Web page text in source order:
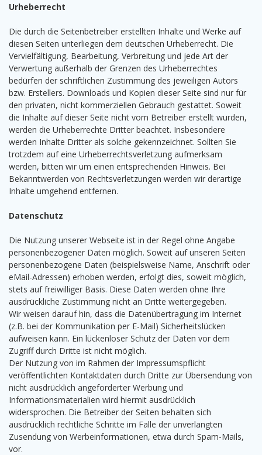
Urheberrecht
Die durch die Seitenbetreiber erstellten Inhalte und Werke auf
diesen Seiten unterliegen dem deutschen Urheberrecht. Die
Vervielfältigung, Bearbeitung, Verbreitung und jede Art der
Verwertung außerhalb der Grenzen des Urheberrechtes
bedürfen der schriftlichen Zustimmung des jeweiligen Autors
bzw. Erstellers. Downloads und Kopien dieser Seite sind nur für
den privaten, nicht kommerziellen Gebrauch gestattet. Soweit
die Inhalte auf dieser Seite nicht vom Betreiber erstellt wurden,
werden die Urheberrechte Dritter beachtet. Insbesondere
werden Inhalte Dritter als solche gekennzeichnet. Sollten Sie
trotzdem auf eine Urheberrechtsverletzung aufmerksam
werden, bitten wir um einen entsprechenden Hinweis. Bei
Bekanntwerden von Rechtsverletzungen werden wir derartige
Inhalte umgehend entfernen.
Datenschutz
Die Nutzung unserer Webseite ist in der Regel ohne Angabe
personenbezogener Daten möglich. Soweit auf unseren Seiten
personenbezogene Daten (beispielsweise Name, Anschrift oder
eMail-Adressen) erhoben werden, erfolgt dies, soweit möglich,
stets auf freiwilliger Basis. Diese Daten werden ohne Ihre
ausdrückliche Zustimmung nicht an Dritte weitergegeben.
Wir weisen darauf hin, dass die Datenübertragung im Internet
(z.B. bei der Kommunikation per E-Mail) Sicherheitslücken
aufweisen kann. Ein lückenloser Schutz der Daten vor dem
Zugriff durch Dritte ist nicht möglich.
Der Nutzung von im Rahmen der Impressumspflicht
veröffentlichten Kontaktdaten durch Dritte zur Übersendung von
nicht ausdrücklich angeforderter Werbung und
Informationsmaterialien wird hiermit ausdrücklich
widersprochen. Die Betreiber der Seiten behalten sich
ausdrücklich rechtliche Schritte im Falle der unverlangten
Zusendung von Werbeinformationen, etwa durch Spam-Mails,
vor.